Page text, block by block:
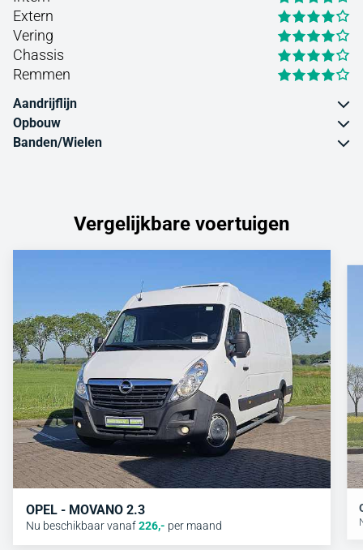
Extern
Vering
Chassis
Remmen
Aandrijflijn
Opbouw
Banden/Wielen
Vergelijkbare voertuigen
OPEL - MOVANO 2.3
Nu beschikbaar vanaf226,- per maand